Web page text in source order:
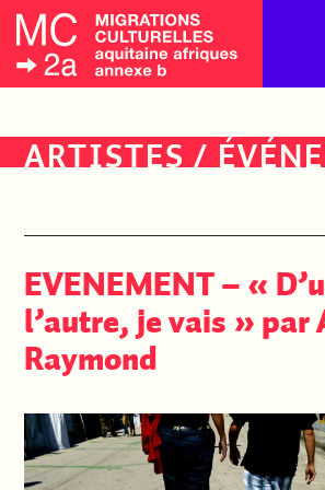
ARTISTES/
EVENEMENT – «
l’autre, je vais » par
Raymond